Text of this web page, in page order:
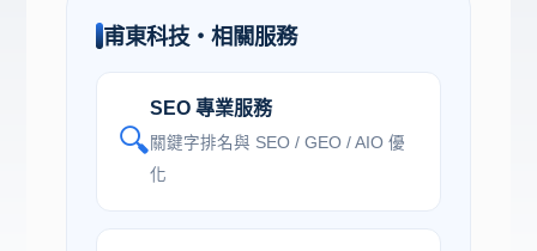
甫東科技・相關服務
🔍
SEO 專業服務
關鍵字排名與 SEO / GEO / AIO 優
化